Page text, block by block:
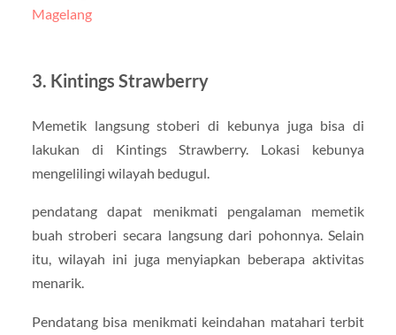
Magelang
3. Kintings Strawberry
Memetik langsung stoberi di kebunya juga bisa di
lakukan di Kintings Strawberry. Lokasi kebunya
mengelilingi wilayah bedugul.
pendatang dapat menikmati pengalaman memetik
buah stroberi secara langsung dari pohonnya. Selain
itu, wilayah ini juga menyiapkan beberapa aktivitas
menarik.
Pendatang bisa menikmati keindahan matahari terbit